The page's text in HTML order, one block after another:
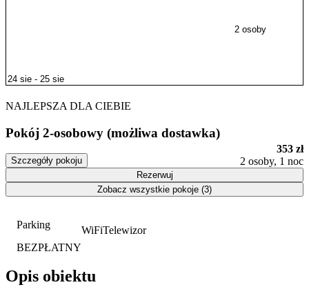
Parking
BEZPŁATNY
WiFiTelewizor
Opis obiektu
2 osoby
NAJLEPSZA DLA CIEBIE
Pokój 2-osobowy (możliwa dostawka)
Szczegóły pokoju
353 zł
2 osoby, 1 noc
Rezerwuj
Zobacz wszystkie pokoje (3)